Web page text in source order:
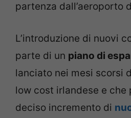
partenza dall’aeroporto
L’introduzione di nuovi
parte di un piano di
lanciato nei mesi scorsi
low cost irlandese e che
deciso incremento di